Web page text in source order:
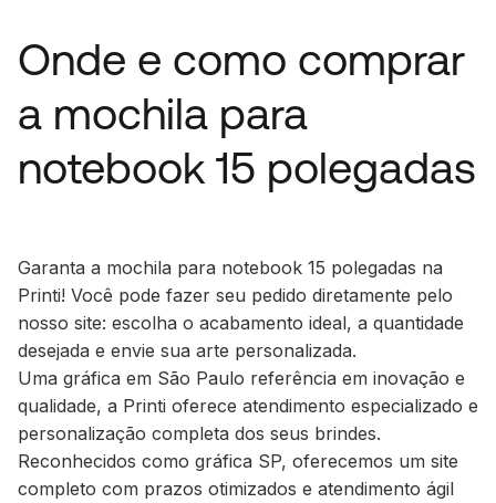
Onde e como comprar
a mochila para
notebook 15 polegadas
Garanta a mochila para notebook 15 polegadas na
Printi! Você pode fazer seu pedido diretamente pelo
nosso site: escolha o acabamento ideal, a quantidade
desejada e envie sua arte personalizada.
Uma gráfica em São Paulo referência em inovação e
qualidade, a Printi oferece atendimento especializado e
personalização completa dos seus brindes.
Reconhecidos como gráfica SP, oferecemos um site
completo com prazos otimizados e atendimento ágil